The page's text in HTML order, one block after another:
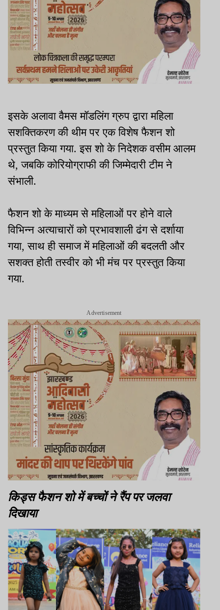
इसके अलावा वैमस मॉडलिंग ग्रुप द्वारा महिला
सशक्तिकरण की थीम पर एक विशेष फैशन शो
प्रस्तुत किया गया. इस शो के निदेशक वसीम आलम
थे, जबकि कोरियोग्राफी की जिम्मेदारी टीम ने
संभाली.
फैशन शो के माध्यम से महिलाओं पर होने वाले
विभिन्न अत्याचारों को प्रभावशाली ढंग से दर्शाया
गया, साथ ही समाज में महिलाओं की बदलती और
सशक्त होती तस्वीर को भी मंच पर प्रस्तुत किया
गया.
Advertisement
किड्स फैशन शो में बच्चों ने रैंप पर जलवा
दिखाया